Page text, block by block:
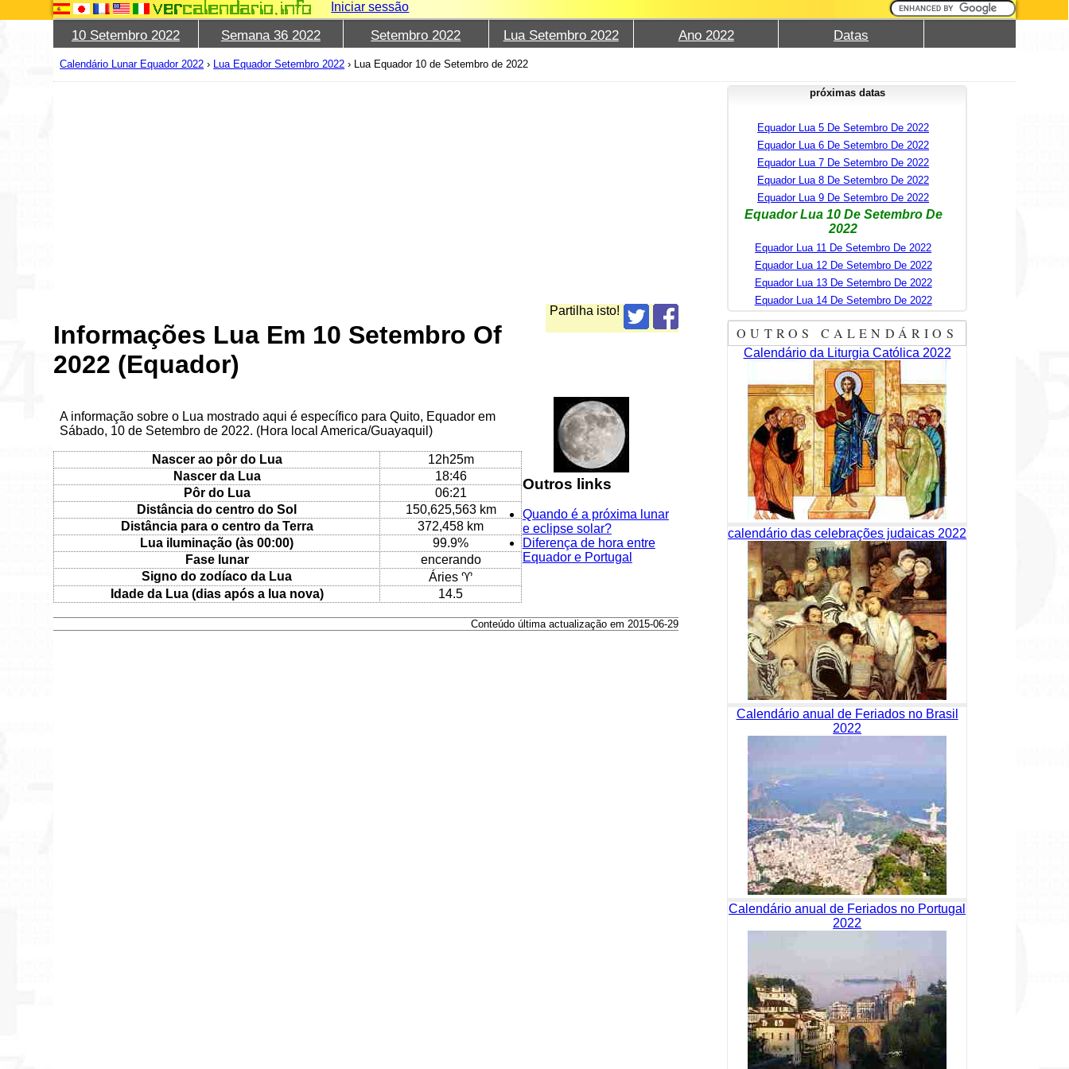
Iniciar sessão
10 Setembro 2022 Semana 36 2022 Setembro 2022 Lua Setembro 2022 Ano 2022 Datas
Calendário Lunar Equador 2022 › Lua Equador Setembro 2022 › Lua Equador 10 de Setembro de 2022
Partilha isto!
Informações Lua Em 10 Setembro Of
2022 (Equador)
A informação sobre o Lua mostrado aqui é específico para Quito, Equador em
Sábado, 10 de Setembro de 2022. (Hora local America/Guayaquil)
Nascer ao pôr do Lua
12h25m
Nascer da Lua
18:46
Pôr do Lua
06:21
Distância do centro do Sol
150,625,563 km
Distância para o centro da Terra
372,458 km
Lua iluminação (às 00:00)
99.9%
Fase lunar
encerando
Signo do zodíaco da Lua
Áries ♈
Idade da Lua (dias após a lua nova)
14.5
Outros links
Quando é a próxima lunar
e eclipse solar?
Diferença de hora entre
Equador e Portugal
Conteúdo última actualização em 2015-06-29
próximas datas
Equador Lua 5 De Setembro De 2022
Equador Lua 6 De Setembro De 2022
Equador Lua 7 De Setembro De 2022
Equador Lua 8 De Setembro De 2022
Equador Lua 9 De Setembro De 2022
Equador Lua 10 De Setembro De
2022
Equador Lua 11 De Setembro De 2022
Equador Lua 12 De Setembro De 2022
Equador Lua 13 De Setembro De 2022
Equador Lua 14 De Setembro De 2022
OUTROS CALENDÁRIOS
Calendário da Liturgia Católica 2022
calendário das celebrações judaicas 2022
Calendário anual de Feriados no Brasil
2022
Calendário anual de Feriados no Portugal
2022